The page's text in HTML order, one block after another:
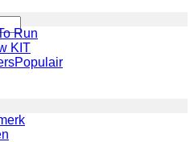
Run
KIT